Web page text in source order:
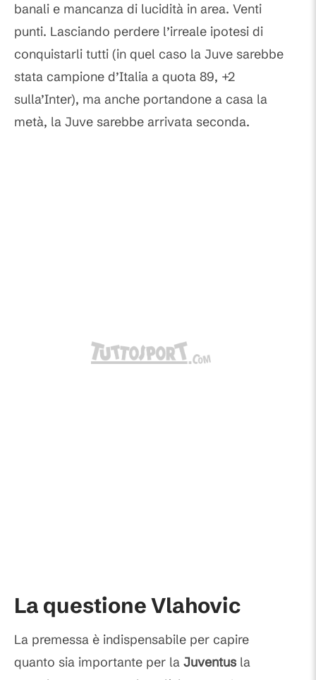
banali e mancanza di lucidità in area. Venti
punti. Lasciando perdere l’irreale ipotesi di
conquistarli tutti (in quel caso la Juve sarebbe
stata campione d’Italia a quota 89, +2
sulla’Inter), ma anche portandone a casa la
metà, la Juve sarebbe arrivata seconda.
La questione Vlahovic
La premessa è indispensabile per capire
quanto sia importante per la Juventus la